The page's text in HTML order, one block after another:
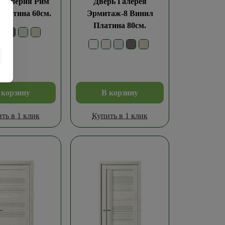
60см.
в 1 клик
Эрмитаж-8 Винил
Платина 80см.
В корзину
Купить в 1 клик